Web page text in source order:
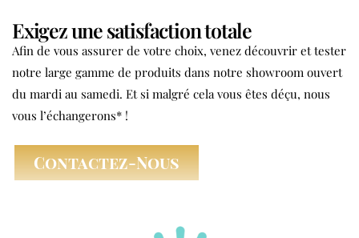
Exigez une satisfaction totale
Afin de vous assurer de votre choix, venez découvrir et tester
notre large gamme de produits dans notre showroom ouvert
du mardi au samedi. Et si malgré cela vous êtes déçu, nous
vous l’échangerons* !
Contactez-Nous